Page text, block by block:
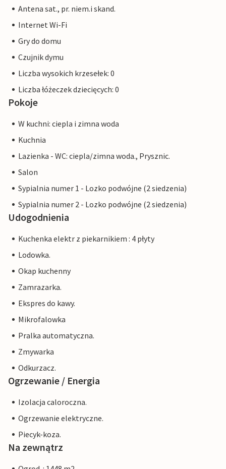
Antena sat., pr. niem.i skand.
Internet Wi-Fi
Gry do domu
Czujnik dymu
Liczba wysokich krzesełek: 0
Liczba łóżeczek dziecięcych: 0
Pokoje
W kuchni: ciepla i zimna woda
Kuchnia
Lazienka - WC: ciepla/zimna woda., Prysznic.
Salon
Sypialnia numer 1 - Lozko podwójne (2 siedzenia)
Sypialnia numer 2 - Lozko podwójne (2 siedzenia)
Udogodnienia
Kuchenka elektr z piekarnikiem : 4 płyty
Lodowka.
Okap kuchenny
Zamrazarka.
Ekspres do kawy.
Mikrofalowka
Pralka automatyczna.
Zmywarka
Odkurzacz.
Ogrzewanie / Energia
Izolacja caloroczna.
Ogrzewanie elektryczne.
Piecyk-koza.
Na zewnątrz